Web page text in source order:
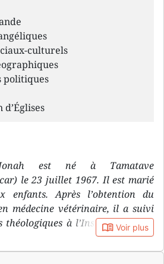
culturels
politiques
est né à Tamatave
le 23 juillet 1967. Il est marié
enfants. Après l’obtention du
médecine vétérinaire, il a suivi
théologiques à l’Institut Biblique
Emmaüs, à Bienenberg
de théologie
book_open Voir plus